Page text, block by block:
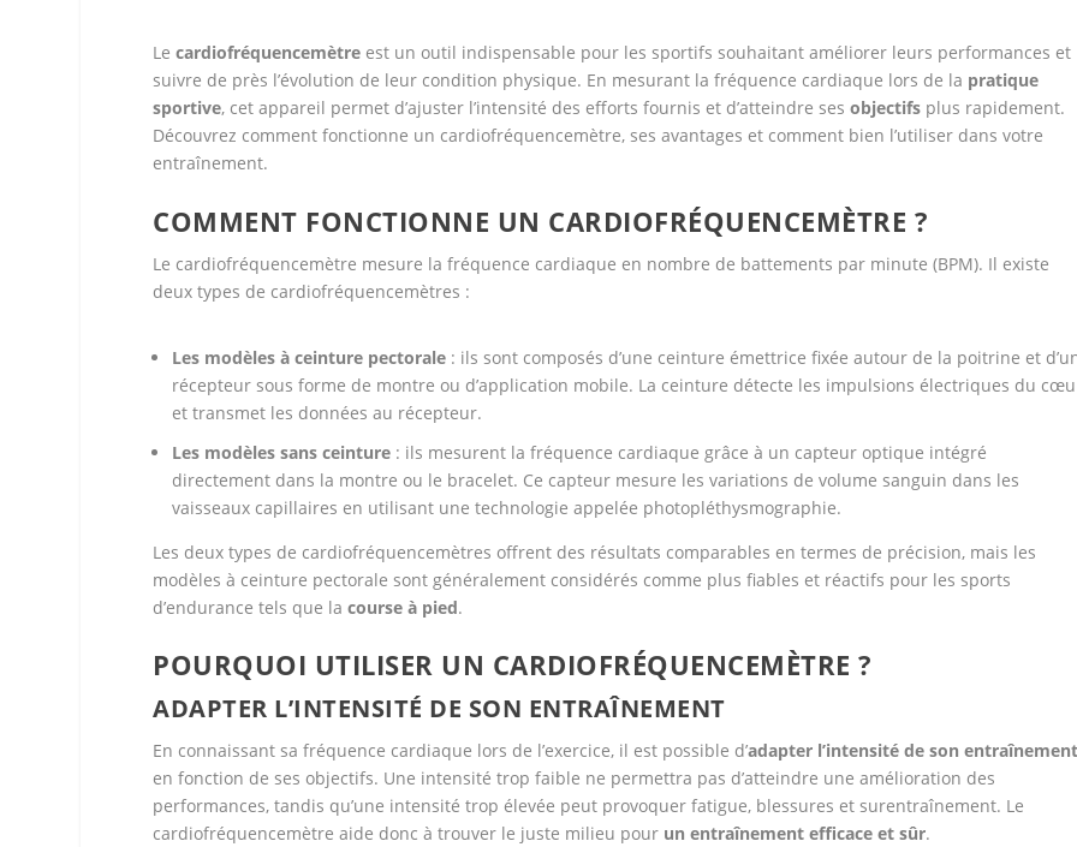
Lecardiofréquencemètre est un outil indispensable pour les sportifs souhaitant améliorer leurs performances et
suivre de près l’évolution de leur condition physique. En mesurant la fréquence cardiaque lors de la pratique
sportive, cet appareil permet d’ajuster l’intensité des efforts fournis et d’atteindre sesobjectifs plus rapidement.
Découvrez comment fonctionne un cardiofréquencemètre, ses avantages et comment bien l’utiliser dans votre
entraînement.
COMMENT FONCTIONNE UN CARDIOFRÉQUENCEMÈTRE ?
Le cardiofréquencemètre mesure la fréquence cardiaque en nombre de battements par minute (BPM). Il existe
deux types de cardiofréquencemètres :
Les modèles à ceinture pectorale : ils sont composés d’une ceinture émettrice fixée autour de la poitrine et
récepteur sous forme de montre ou d’application mobile. La ceinture détecte les impulsions électriques du
et transmet les données au récepteur.
Les modèles sans ceinture : ils mesurent la fréquence cardiaque grâce à un capteur optique intégré
directement dans la montre ou le bracelet. Ce capteur mesure les variations de volume sanguin dans les
vaisseaux capillaires en utilisant une technologie appelée photopléthysmographie.
Les deux types de cardiofréquencemètres offrent des résultats comparables en termes de précision, mais les
modèles à ceinture pectorale sont généralement considérés comme plus fiables et réactifs pour les sports
d’endurance tels que lacourse à pied.
POURQUOI UTILISER UN CARDIOFRÉQUENCEMÈTRE ?
ADAPTER L’INTENSITÉ DE SON ENTRAÎNEMENT
En connaissant sa fréquence cardiaque lors de l’exercice, il est possible d’adapter l’intensité de son
en fonction de ses objectifs. Une intensité trop faible ne permettra pas d’atteindre une amélioration des
performances, tandis qu’une intensité trop élevée peut provoquer fatigue, blessures et surentraînement. Le
cardiofréquencemètre aide donc à trouver le juste milieu pour un entraînement efficace et sûr.